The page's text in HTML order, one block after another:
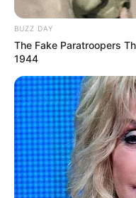
Ausflugsziele,
Freizeitangebote
von Stralsund:
Umkreissuche
Museen in und
BUZZ DAY
The Fake Paratroopers
1944